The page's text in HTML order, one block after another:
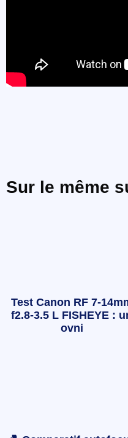
Sur le même
Test Canon RF 7-
f2.8-3.5 L FISHEYE :
ovni